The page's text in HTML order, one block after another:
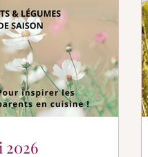
Pour les
2026